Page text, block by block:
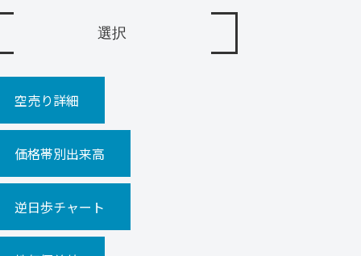
空売り詳細
価格帯別出来高
逆日歩チャート